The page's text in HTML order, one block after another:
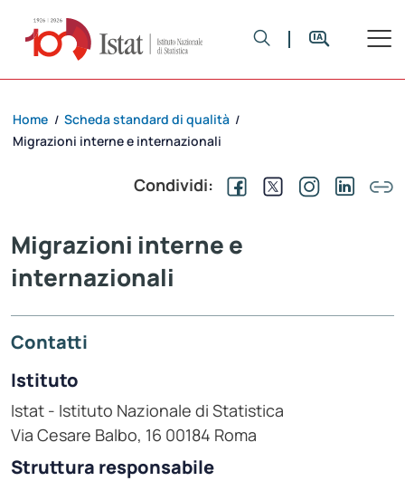
Home / Scheda standard di qualità /
Migrazioni interne e internazionali
Condividi:
Migrazioni interne e
internazionali
Contatti
Istituto
Istat - Istituto Nazionale di Statistica
Via Cesare Balbo, 16 00184 Roma
Struttura responsabile